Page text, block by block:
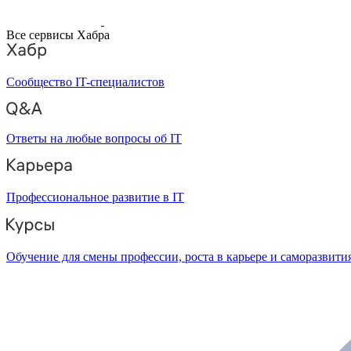
Все сервисы Хабра
Сообщество IT-специалистов
Ответы на любые вопросы об IT
Профессиональное развитие в IT
Обучение для смены профессии, роста в карьере и